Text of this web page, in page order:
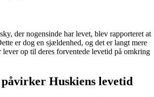
der nogensinde har levet, blev rapporteret at
er dog en sjældenhed, og det er langt mere
op til deres forventede levetid på omkring
Huskiens levetid